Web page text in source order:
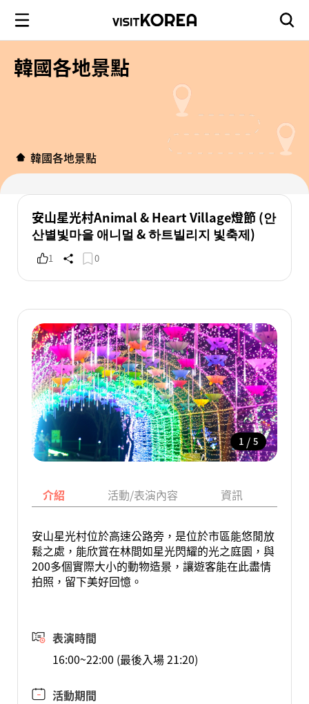
韓國各地景點
韓國各地景點
安山星光村Animal & Heart Village燈節 (안
산별빛마을 애니멀 & 하트빌리지 빛축제)
1 0
1 / 5
介紹 活動/表演內容 資訊
安山星光村位於高速公路旁，是位於市區能悠閒放
鬆之處，能欣賞在林間如星光閃耀的光之庭園，與
200多個實際大小的動物造景，讓遊客能在此盡情
拍照，留下美好回憶。
表演時間
16:00~22:00 (最後入場 21:20)
活動期間